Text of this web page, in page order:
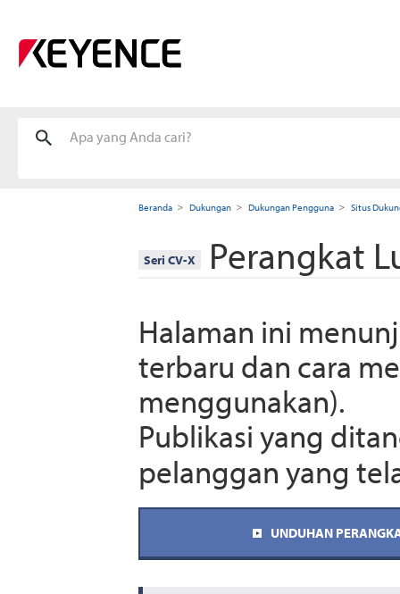
Beranda Dukungan Dukungan Pengguna Situs
Seri CV-X Perangkat
Halaman ini
terbaru dan cara
menggunakan).
Publikasi yang
pelanggan yang
UNDUHAN